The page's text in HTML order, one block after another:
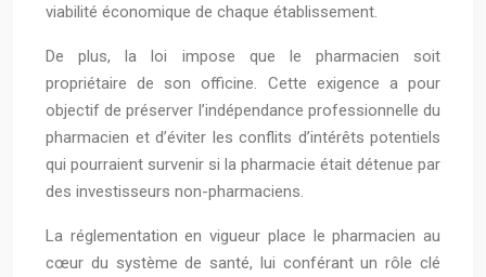
viabilité économique de chaque établissement.
De plus, la loi impose que le pharmacien soit
propriétaire de son officine. Cette exigence a pour
objectif de préserver l’indépendance professionnelle du
pharmacien et d’éviter les conflits d’intérêts potentiels
qui pourraient survenir si la pharmacie était détenue par
des investisseurs non-pharmaciens.
La réglementation en vigueur place le pharmacien au
cœur du système de santé, lui conférant un rôle clé